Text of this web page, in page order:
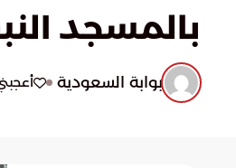
بالمسجد
بوابة السعودية